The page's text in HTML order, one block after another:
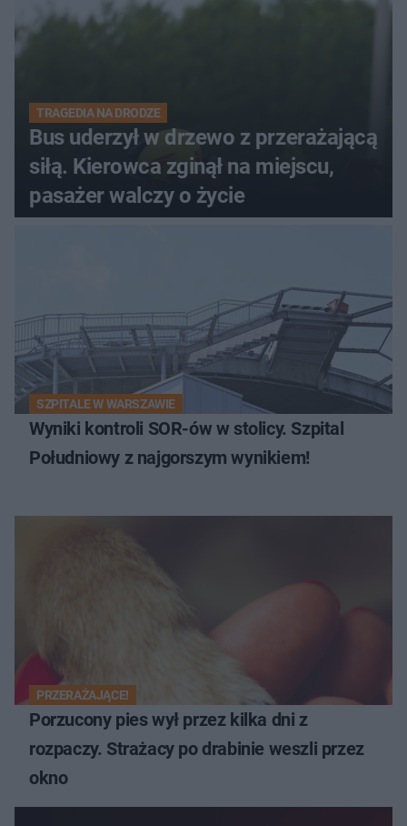
TRAGEDIA NA DRODZE
Bus uderzył w drzewo z przerażającą
siłą. Kierowca zginął na miejscu,
pasażer walczy o życie
SZPITALE W WARSZAWIE
Wyniki kontroli SOR-ów w stolicy. Szpital
Południowy z najgorszym wynikiem!
PRZERAŻAJĄCE!
Porzucony pies wył przez kilka dni z
rozpaczy. Strażacy po drabinie weszli przez
okno